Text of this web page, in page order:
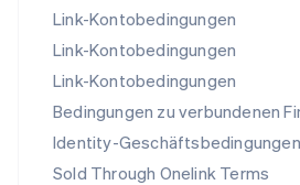
Link-Kontobedingungen
Link-Kontobedingungen
Link-Kontobedingungen
Bedingungen zu verbundenen
Identity-Geschäftsbedingungen
Sold Through Onelink Terms
Österreich
Deutsch English
Polen
English
Portugal
Português English
Rumänien
English